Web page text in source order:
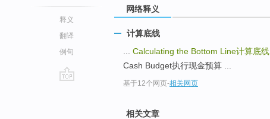
释义
翻译
例句
网络释义
计算底线
Calculating the Bottom Line计算底线
Cash Budget执行现金预算 ...
基于12个网页-相关网页
相关文章